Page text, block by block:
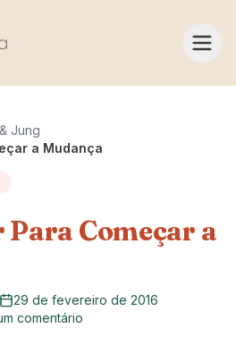
Jung
a Mudança
Para Começar a
29 de fevereiro de 2016
comentário